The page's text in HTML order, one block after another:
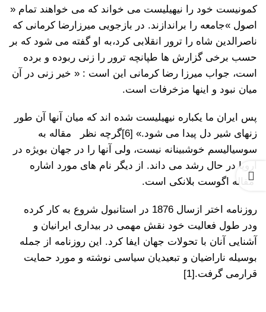
کمونیست خود را نیهیلیست می خواند که می خواهند تمام «
اصول »جامعه را براندازند. در بازجویی میرزارضا کرمانی که
ناصرالدین شاه را ترور انقلابی کرد،به او گفته می شود که بر
حسب برخی گزارش ها طپانچه ترور را زنی ربوده و برده
است، جواب میرزا رضا کرمانی این است : « خیر زنی در آن
میان نبود و اینها مزخرفات است.
پس ایران ما یکباره نیهیلیست شده اند که میان آنها آن طور
زنهای شیر دل پیدا می شود.» [6]
گرچه نظر مقاله به
سوسیالیسم خوشبینانه نیست، ولی آنها را در جهان بویژه در
اروپا در حال رشد می داند. از دیگر نام های مورد اشاره
مقاله اگوست بلانکی است.
روزنامه اختر ازسال 1876 در استانبول شروع به کار کرده
ودر طول فعالیت خود نقش مهمی در بیداری ایرانیان و
آشنایی آنان با تحولات جهان ایفا کرد. این روزنامه از جمله
بوسیله ناراضیان و تبعیدیان سیاسی نوشته و مورد حمایت
قرارمی گرفت.[1]